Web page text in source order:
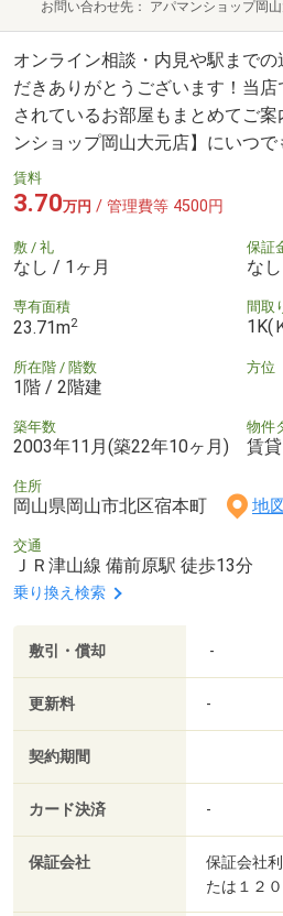
お問い合わせ先 アパマンショップ岡
オンライン相談・内見や駅まで
だきありがとうございます！当
されているお部屋もまとめてご
ンショップ岡山大元店】にいつ
賃料
3.70万円 / 管理費等 4500円
敷 / 礼
なし / 1ヶ月
保証
なし
専有面積
23.71m2
間取
1K(
所在階 / 階数
1階 / 2階建
方位
築年数
2003年11月(築22年10ヶ月)
物件
賃
住所
岡山県岡山市北区宿本町 地
交通
ＪＲ津山線 備前原駅 徒歩13分
乗り換え検索
敷引・償却 -
更新料 -
契約期間
カード決済 -
保証会社
保証会社
たは１２